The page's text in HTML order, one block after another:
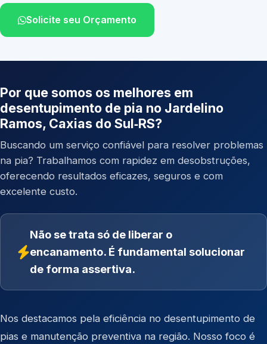
Solicite seu Orçamento
Por que somos os melhores em
desentupimento de pia no Jardelino
Ramos, Caxias do Sul‑RS?
Buscando um serviço confiável para resolver problemas
na pia? Trabalhamos com rapidez em desobstruções,
oferecendo resultados eficazes, seguros e com
excelente custo.
Não se trata só de liberar o
encanamento. É fundamental solucionar
de forma assertiva.
Nos destacamos pela eficiência no desentupimento de
pias e manutenção preventiva na região. Nosso foco é